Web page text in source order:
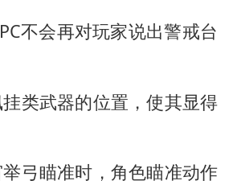
不会再对玩家说出警戒台
类武器的位置，使其显得
弓瞄准时，角色瞄准动作